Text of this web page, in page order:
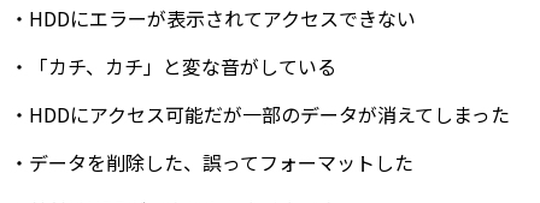
・ HDDにエラーが表示されてアクセスできない
・
「カチ、カチ」と変な音がしている
・ HDDにアクセス可能だが一部のデータが消えてしまった
・ データを削除した、 誤ってフォーマットした